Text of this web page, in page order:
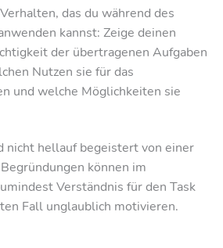
das du während des
kannst: Zeige deinen
der übertragenen Aufgaben
Nutzen sie für das
und welche Möglichkeiten sie
nicht hellauf begeistert von einer
können im
Verständnis für den Task
Fall unglaublich motivieren.